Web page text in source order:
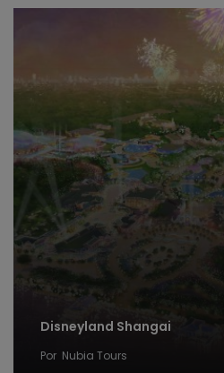
Disneyland Shangai
Por Nubia Tours